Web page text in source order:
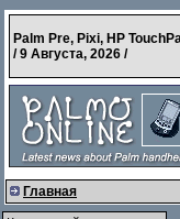
Palm Pre, Pixi, HP
/9 Августа, 2026 /
Главная